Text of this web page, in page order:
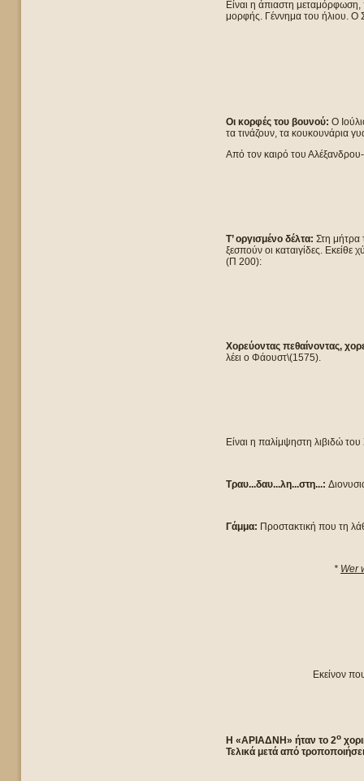
Είναι η άπιαστη
μορφής. Γέννημα του ήλιου. Ο
Οι κορφές του βουνού: Ο
τα τινάζουν, τα κουκουνάρια
Από τον καιρό του
Τ’ οργισμένο δέλτα: Στη μήτρα
ξεσπούν οι καταιγίδες.
(Π 200):
Χορεύοντας πεθαίνοντας,
λέει ο Φάουστ\(1575).
Είναι η παλίμψηστη λιβιδώ
Τραυ...δαυ...λη...στη...:
Γάμμα: Προστακτική που τη
* Wer
Εκείνον
Η «ΑΡΙΑΔΝΗ» ήταν το 2ο
Τελικά μετά από